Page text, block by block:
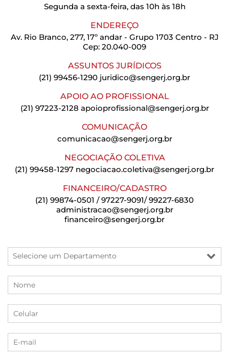
Segunda a sexta-feira, das 10h às 18h
ENDEREÇO
Av. Rio Branco, 277, 17º andar - Grupo 1703 Centro - RJ
Cep: 20.040-009
ASSUNTOS JURÍDICOS
(21) 99456-1290 juridico@sengerj.org.br
APOIO AO PROFISSIONAL
(21) 97223-2128 apoioprofissional@sengerj.org.br
COMUNICAÇÃO
comunicacao@sengerj.org.br
NEGOCIAÇÃO COLETIVA
(21) 99458-1297 negociacao.coletiva@sengerj.org.br
FINANCEIRO/CADASTRO
(21) 99874-0501 / 97227-9091/ 99227-6830
administracao@sengerj.org.br
financeiro@sengerj.org.br